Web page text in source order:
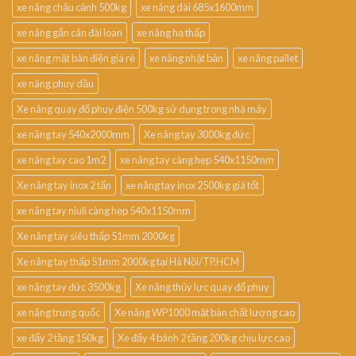
xe nâng chậu cảnh 500kg
xe nâng dài 685x1600mm
xe nâng gắn cân đài loan
xe nâng hạ thấp
xe nâng mặt bàn điện giá rẻ
xe nâng nhật bản
xe nâng pallet
xe nâng phuy dầu
Xe nâng quay đổ phuy điện 500kg sử dụng trong nhà máy
xe nâng tay 540x2000mm
Xe nâng tay 3000kg đức
xe nâng tay cao 1m2
xe nâng tay càng hẹp 540x1150mm
Xe nâng tay inox 2 tấn
xe nâng tay inox 2500kg giá tốt
xe nâng tay niuli càng hẹp 540x1150mm
Xe nâng tay siêu thấp 51mm 2000kg
Xe nâng tay thấp 51mm 2000kg tại Hà Nội/TP.HCM
xe nâng tay đức 3500kg
Xe nâng thủy lực quay đổ phuy
xe nâng trung quốc
Xe nâng WP1000 mặt bàn chất lượng cao
xe đẩy 2 tầng 150kg
Xe đẩy 4 bánh 2 tầng 200kg chịu lực cao